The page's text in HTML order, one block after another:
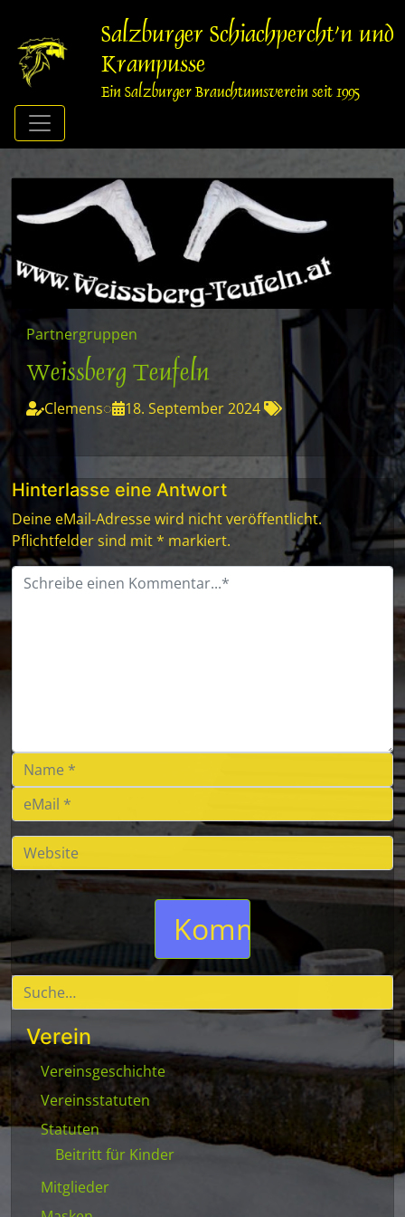
Inhalt
Salzburger Schiachpercht'n und
Krampusse
Ein Salzburger Brauchtumsverein seit 1995
Partnergruppen
Weissberg Teufeln
Clemens◌ 18. September 2024
Hinterlasse eine Antwort
Deine eMail-Adresse wird nicht veröffentlicht.
Pflichtfelder sind mit * markiert.
Verein
Vereinsgeschichte
Vereinsstatuten
Statuten
Beitritt für Kinder
Mitglieder